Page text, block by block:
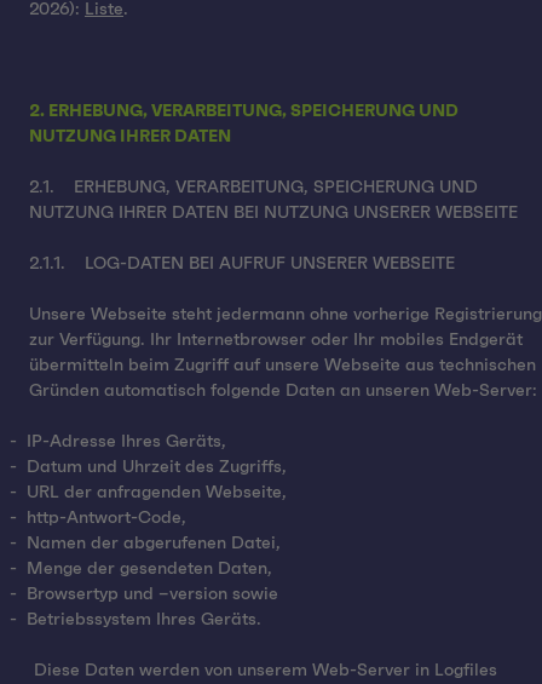
2026): Liste.
2. ERHEBUNG, VERARBEITUNG, SPEICHERUNG UND
NUTZUNG IHRER DATEN
2.1. ERHEBUNG, VERARBEITUNG, SPEICHERUNG UND
NUTZUNG IHRER DATEN BEI NUTZUNG UNSERER WEBSEITE
2.1.1. LOG-DATEN BEI AUFRUF UNSERER WEBSEITE
Unsere Webseite steht jedermann ohne vorherige Registrierung
zur Verfügung. Ihr Internetbrowser oder Ihr mobiles Endgerät
übermitteln beim Zugriff auf unsere Webseite aus technischen
Gründen automatisch folgende Daten an unseren Web-Server:
- IP-Adresse Ihres Geräts,
- Datum und Uhrzeit des Zugriffs,
- URL der anfragenden Webseite,
- http-Antwort-Code,
- Namen der abgerufenen Datei,
- Menge der gesendeten Daten,
- Browsertyp und –version sowie
- Betriebssystem Ihres Geräts.
Diese Daten werden von unserem Web-Server in Logfiles